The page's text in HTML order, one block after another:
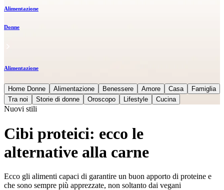
Alimentazione
Donne
Alimentazione
Home Donne Alimentazione Benessere Amore Casa
Famiglia
Tra noi
Storie di donne Oroscopo Lifestyle Cucina
Nuovi stili
Cibi proteici: ecco le
alternative alla carne
Ecco gli alimenti capaci di garantire un buon apporto di proteine e
che sono sempre più apprezzate, non soltanto dai vegani